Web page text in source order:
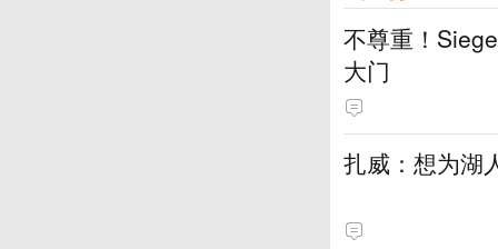
不尊重！
大门
扎威：想为湖